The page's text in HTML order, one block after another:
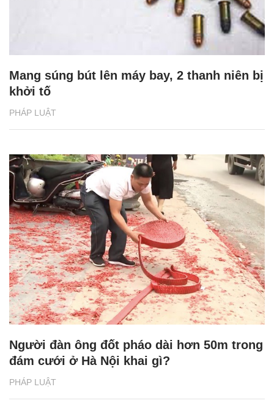
PHÁP LUẬT
Mang súng bút lên máy bay, 2 thanh niên bị
khởi tố
PHÁP LUẬT
Người đàn ông đốt pháo dài hơn 50m trong
đám cưới ở Hà Nội khai gì?